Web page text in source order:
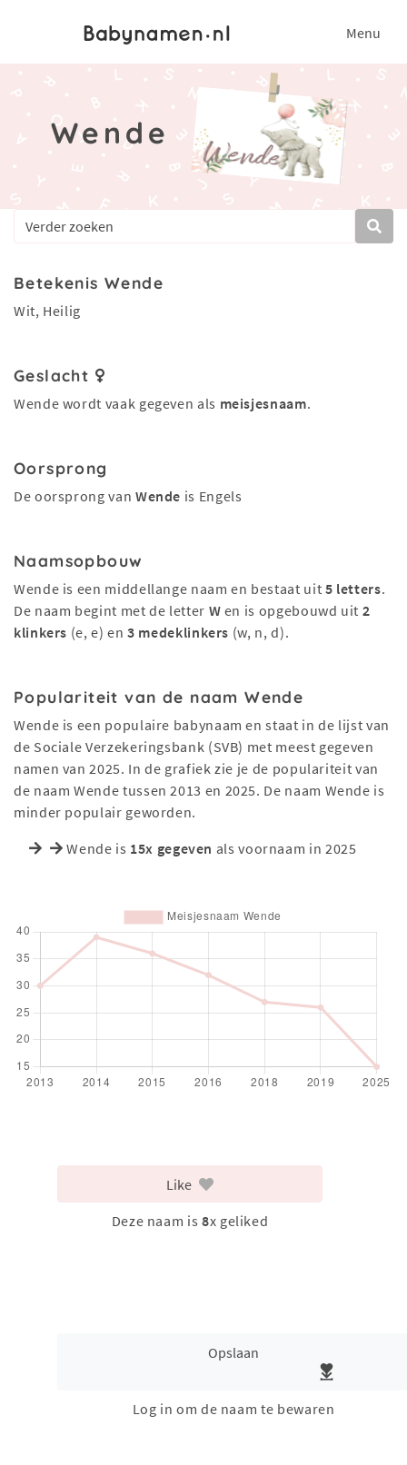
Menu
Wende
Betekenis Wende
Wit, Heilig
Geslacht
Wende wordt vaak gegeven als meisjesnaam.
Oorsprong
De oorsprong van Wende is Engels
Naamsopbouw
Wende is een middellange naam en bestaat uit 5 letters.
De naam begint met de letter W en is opgebouwd uit 2
klinkers (e, e) en3 medeklinkers (w, n, d).
Populariteit van de naam Wende
Wende is een populaire babynaam en staat in de lijst van
de Sociale Verzekeringsbank (SVB) met meest gegeven
namen van 2025. In de grafiek zie je de populariteit van
de naam Wende tussen 2013 en 2025. De naam Wende is
minder populair geworden.
Wende is 15x gegeven als voornaam in 2025
Like
Deze naam is 8x geliked
Opslaan
Log in om de naam te bewaren